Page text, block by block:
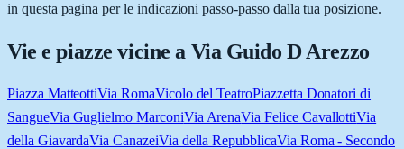
in questa pagina per le indicazioni passo-passo dalla tua posizione.
Vie e piazze vicine a Via Guido D Arezzo
Piazza MatteottiVia RomaVicolo del TeatroPiazzetta Donatori di
SangueVia Guglielmo MarconiVia ArenaVia Felice CavallottiVia
della GiavardaVia CanazeiVia della RepubblicaVia Roma - Secondo